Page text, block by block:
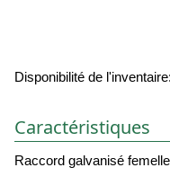
Disponibilité de l'inventaire:
Caractéristiques
Raccord galvanisé